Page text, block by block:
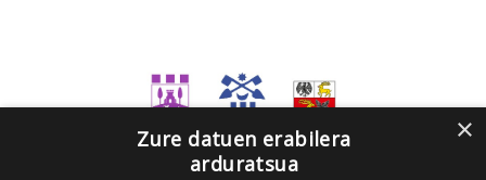
×
Zure datuen erabilera
arduratsua